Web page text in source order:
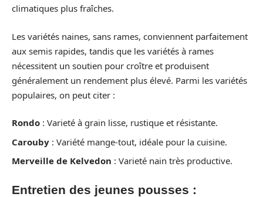
climatiques plus fraîches.
Les variétés naines, sans rames, conviennent parfaitement
aux semis rapides, tandis que les variétés à rames
nécessitent un soutien pour croître et produisent
généralement un rendement plus élevé. Parmi les variétés
populaires, on peut citer :
Rondo : Varieté à grain lisse, rustique et résistante.
Carouby : Variété mange-tout, idéale pour la cuisine.
Merveille de Kelvedon : Varieté nain très productive.
Entretien des jeunes pousses :